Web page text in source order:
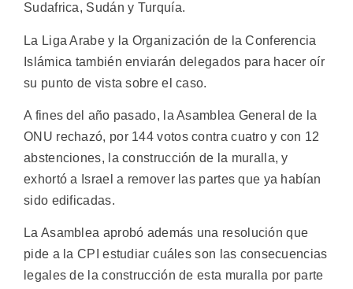
Sudafrica, Sudán y Turquía.
La Liga Arabe y la Organización de la Conferencia
Islámica también enviarán delegados para hacer oír
su punto de vista sobre el caso.
A fines del año pasado, la Asamblea General de la
ONU rechazó, por 144 votos contra cuatro y con 12
abstenciones, la construcción de la muralla, y
exhortó a Israel a remover las partes que ya habían
sido edificadas.
La Asamblea aprobó además una resolución que
pide a la CPI estudiar cuáles son las consecuencias
legales de la construcción de esta muralla por parte